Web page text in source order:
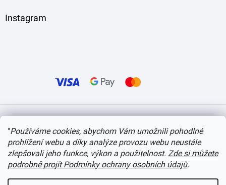
"Používáme cookies, abychom Vám umožnili pohodlné
prohlížení webu a díky analýze provozu webu neustále
zlepšovali jeho funkce, výkon a použitelnost. Zde si můžete
podrobně projít Podmínky ochrany osobních údajů.
Instagram
Copyright 2026itvlaky.cz . Všechna práva vyhrazena. Upravit nastavení cookies